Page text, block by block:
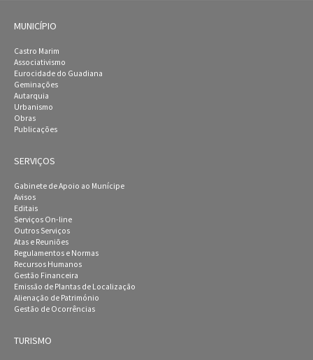
MUNICÍPIO
Castro Marim
Associativismo
Eurocidade do Guadiana
Geminações
Autarquia
Urbanismo
Obras
Publicações
SERVIÇOS
Gabinete de Apoio ao Munícipe
Avisos
Editais
Serviços On-line
Outros Serviços
Atas e Reuniões
Regulamentos e Normas
Recursos Humanos
Gestão Financeira
Emissão de Plantas de Localização
Alienação de Património
Gestão de Ocorrências
TURISMO